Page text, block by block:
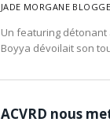
JADE MORGANE
Un featuring détonant
Boyya dévoilait son
ACVRD nous